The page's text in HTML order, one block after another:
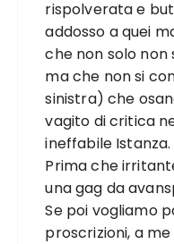
rispolverata e
addosso a quei
che non solo non
ma che non si
sinistra) che
vagito di critica
ineffabile Istanza.
Prima che
una gag da
Se poi vogliamo
proscrizioni, a